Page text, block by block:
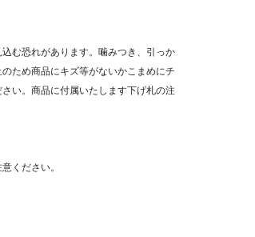
む恐れがあります。噛みつき、引っか
ため商品にキズ等がないかこまめにチ
い。商品に付属いたします下げ札の注
ください。